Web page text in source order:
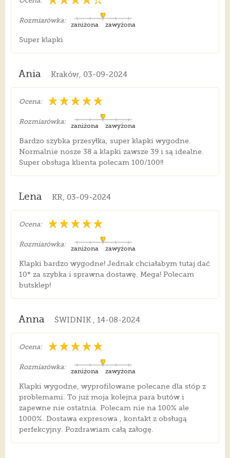
Rozmiarówka:
zawyżona
zaniżona
Super klapki
Ania Kraków, 03-09-2024
Ocena:
Rozmiarówka:
zawyżona
zaniżona
Bardzo szybka przesyłka, super klapki wygodne.
Normalnie nosze 38 a klapki zawsze 39 i są idealne.
Super obsługa klienta polecam 100/100!!
Lena KR, 03-09-2024
Ocena:
Rozmiarówka:
zawyżona
zaniżona
Klapki bardzo wygodne! Jednak chciałabym tutaj dać
10* za szybka i sprawna dostawę. Mega! Polecam
butsklep!
Anna ŚWIDNIK , 14-08-2024
Ocena:
Rozmiarówka:
zawyżona
zaniżona
Klapki wygodne, wyprofilowane polecane dla stóp z
problemami. To już moja kolejna para butów i
zapewne nie ostatnia. Polecam nie na 100% ale
1000%. Dostawa expresowa , kontakt z obsługą
perfekcyjny. Pozdrawiam całą załogę.